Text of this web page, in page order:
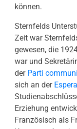
können.
Sternfelds
Zeit war
gewesen, die
war und
der Parti
sich an der
Erziehung
Französisch als